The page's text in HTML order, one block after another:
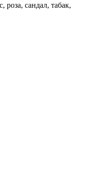
роза, сандал, табак,